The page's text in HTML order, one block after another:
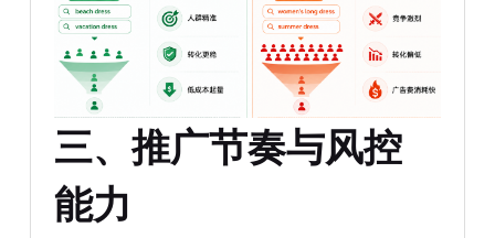
三、推广节奏与风控
能力